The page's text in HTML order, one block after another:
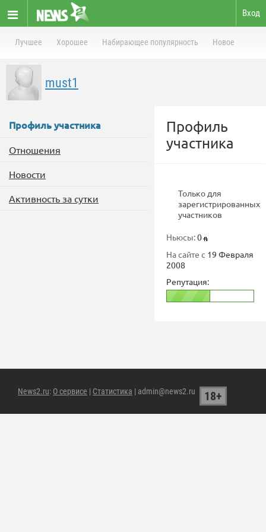
Вход
Лучшее Хорошее Набирающее популярность Новое
must1
Профиль участника
Отношения
Новости
Активность за сутки
Профиль
участника
Только для
зарегистрированных
участников
Ньюсы:0
На сайте с 19 Февраля
2008
Репутация:
News2.ru: О сервисе | Статистика | admin@news2.ru 18+